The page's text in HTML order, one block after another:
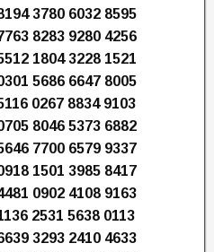
3780 6032 8595
8283 9280 4256
1804 3228 1521
5686 6647 8005
0267 8834 9103
8046 5373 6882
7700 6579 9337
1501 3985 8417
0902 4108 9163
2531 5638 0113
3293 2410 4633